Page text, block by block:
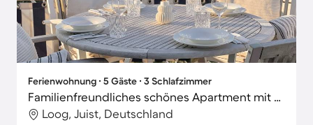
Ferienwohnung ∙ 5 Gäste ∙ 3 Schlafzimmer
Familienfreundliches schönes Apartment mit schnellem Internet | Gartenblick | Nah am Strand
Loog, Juist, Deutschland